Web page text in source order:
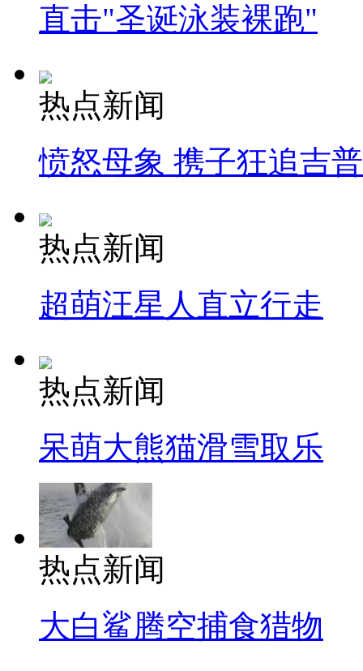
直击"圣诞泳装裸跑"
热点新闻
愤怒母象 携子狂追吉
热点新闻
超萌汪星人直立行走
热点新闻
呆萌大熊猫滑雪取乐
热点新闻
大白鲨腾空捕食猎物